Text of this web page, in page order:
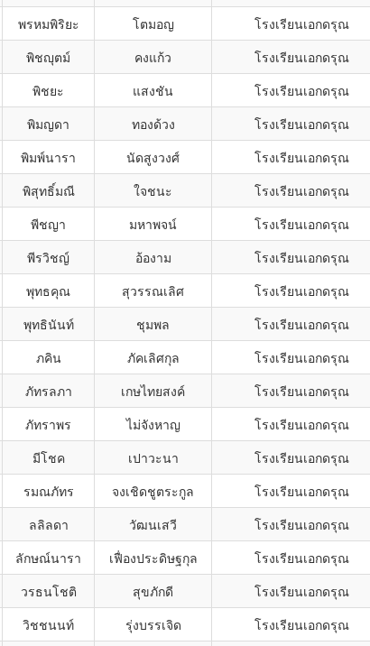
พรหมพิริยะ โตมอญ โรงเรียนเอกดรุณ
พิชญุตม์ คงแก้ว โรงเรียนเอกดรุณ
พิชยะ แสงชัน โรงเรียนเอกดรุณ
พิมญดา ทองด้วง โรงเรียนเอกดรุณ
พิมพ์นารา นัดสูงวงศ์ โรงเรียนเอกดรุณ
พิสุทธิ์มณี ใจชนะ โรงเรียนเอกดรุณ
พีชญา มหาพจน์ โรงเรียนเอกดรุณ
พีรวิชญ์ อ้องาม โรงเรียนเอกดรุณ
พุทธคุณ สุวรรณเลิศ โรงเรียนเอกดรุณ
พุทธินันท์ ชุมพล โรงเรียนเอกดรุณ
ภคิน ภัคเลิศกุล โรงเรียนเอกดรุณ
ภัทรลภา เกษไทยสงค์ โรงเรียนเอกดรุณ
ภัทราพร ไม่จังหาญ โรงเรียนเอกดรุณ
มีโชค เปาวะนา โรงเรียนเอกดรุณ
รมณภัทร จงเชิดชูตระกูล โรงเรียนเอกดรุณ
ลลิลดา วัฒนเสวี โรงเรียนเอกดรุณ
ลักษณ์นารา เฟื่องประดิษฐกุล โรงเรียนเอกดรุณ
วรธนโชติ สุขภักดี โรงเรียนเอกดรุณ
วิชชนนท์ รุ่งบรรเจิด โรงเรียนเอกดรุณ